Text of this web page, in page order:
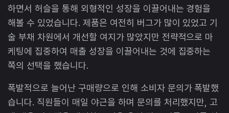
하면서 허슬을 통해 외형적인 성장을 이끌어내는 경험을
해볼 수 있었습니다. 제품은 여전히 버그가 많이 있었고 기
술 부채 차원에서 개선할 여지가 많았지만 전략적으로 마
케팅에 집중하여 매출 성장을 이끌어내는 것에 집중하는
쪽의 선택을 했습니다.
폭발적으로 늘어난 구매량으로 인해 소비자 문의가 폭발했
습니다. 직원들이 매일 야근을 하며 문의를 처리했지만, 고